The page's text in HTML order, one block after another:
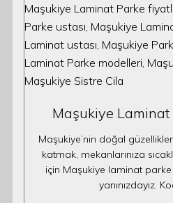
Maşukiye Laminat
Maşukiye’nin doğal
katmak, mekanlarınıza
için Maşukiye laminat
yanınızdayız.